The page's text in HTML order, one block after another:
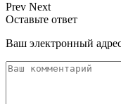
Prev Next
Оставьте ответ
Ваш электронный